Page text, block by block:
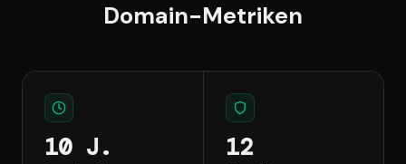
Domain-Metriken
10 J. 12